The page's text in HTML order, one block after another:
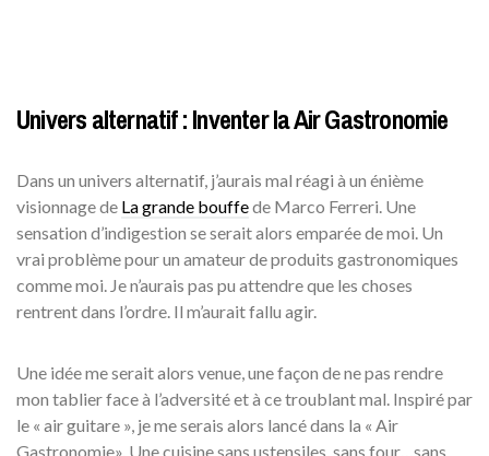
Univers alternatif : Inventer la Air Gastronomie
Dans un univers alternatif, j’aurais mal réagi à un énième
visionnage de La grande bouffede Marco Ferreri. Une
sensation d’indigestion se serait alors emparée de moi. Un
vrai problème pour un amateur de produits gastronomiques
comme moi. Je n’aurais pas pu attendre que les choses
rentrent dans l’ordre. Il m’aurait fallu agir.
Une idée me serait alors venue, une façon de ne pas rendre
mon tablier face à l’adversité et à ce troublant mal. Inspiré par
le « air guitare », je me serais alors lancé dans la « Air
Gastronomie». Une cuisine sans ustensiles, sans four…sans